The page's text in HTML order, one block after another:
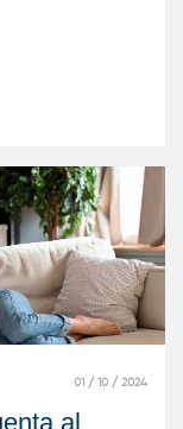
01 / 10 / 2024
al